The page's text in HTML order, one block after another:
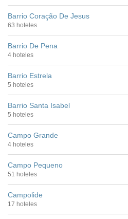
Barrio Coração De Jesus
63 hoteles
Barrio De Pena
4 hoteles
Barrio Estrela
5 hoteles
Barrio Santa Isabel
5 hoteles
Campo Grande
4 hoteles
Campo Pequeno
51 hoteles
Campolide
17 hoteles